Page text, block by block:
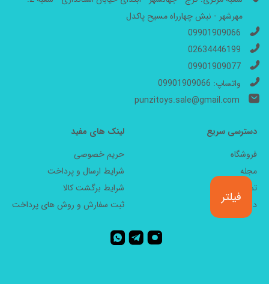
فیلتر
مهرشهر - نبش چهارراه مسیح پاکدل
09901909066
02634446199
09901909077
واتساپ: 09901909066
punzitoys.sale@gmail.com
دسترسی سریع
فروشگاه
مجله
تماس با ما
درباره ما
لینک های مفید
حریم خصوصی
شرایط ارسال و پرداخت
شرایط برگشت کالا
ثبت سفارش و روش های پرداخت